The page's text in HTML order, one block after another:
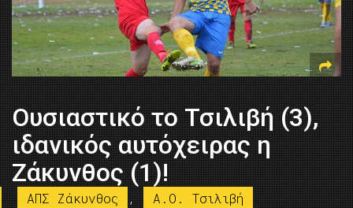
Ουσιαστικό το Τσιλιβή (3),
ιδανικός αυτόχειρας η
Ζάκυνθος (1)!
ΑΠΣ Ζάκυνθος ,
Α.Ο. Τσιλιβή